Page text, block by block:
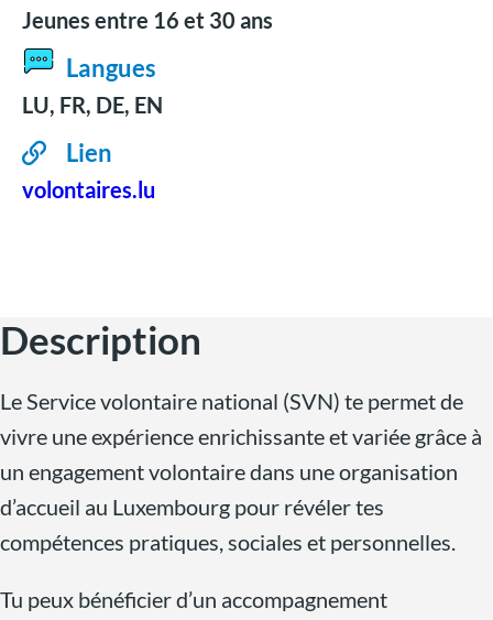
Jeunes entre 16 et 30 ans
Langues
LU, FR, DE, EN
Lien
volontaires.lu
Description
Le Service volontaire national (SVN) te permet de
vivre une expérience enrichissante et variée grâce à
un engagement volontaire dans une organisation
d’accueil au Luxembourg pour révéler tes
compétences pratiques, sociales et personnelles.
Tu peux bénéficier d’un accompagnement